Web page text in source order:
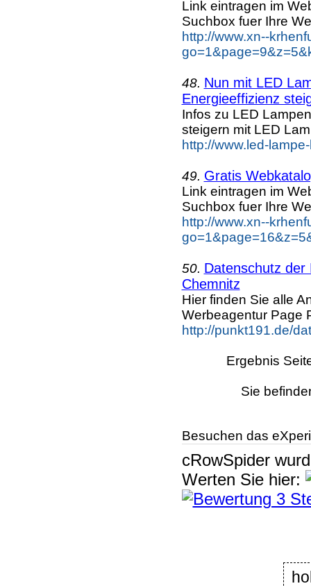
Link eintragen im
Suchbox fuer Ihre
http://www.xn--
48. Nun mit LED
Energieeffizienz
Infos zu LED
steigern mit LED
http://www.led-
49. Gratis
Link eintragen im
Suchbox fuer Ihre
http://www.xn--
50. Datenschutz der
Chemnitz
Hier finden Sie alle
Werbeagentur Page
http://punkt191.de/
Ergebnis
Sie
Besuchen das
cRowSpider
Werten Sie hier: